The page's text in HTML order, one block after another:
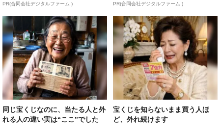
PR(合同会社デジタルファーム ) PR(合同会社デジタルファーム )
同じ宝くじなのに、当たる人と外
れる人の違い実は“ここ”でした
宝くじを知らないまま買う人ほ
ど、外れ続けます